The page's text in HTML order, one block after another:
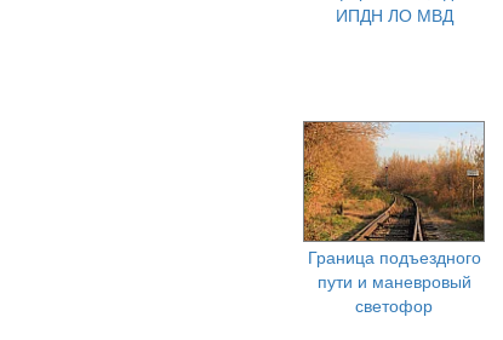
ИПДН ЛО МВД
Граница подъездного
пути и маневровый
светофор